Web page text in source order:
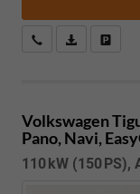
KostenloserPDF-Datei,
Volkswagen
Pano, Navi,
110 kW (150